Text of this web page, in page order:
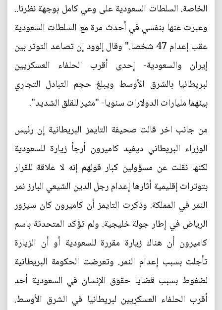
الخاصة. السلطات السعودية على وعي كامل بوجهة نظرنا..
وعبرت عنها بنفسي في أحدث مرة مع السلطات السعودية
عقب إعدام 47 شخصا." وقال إلوود إن تصاعد التوتر بين
إيران والسعودية- إحدى أقرب الحلفاء العسكريين
لبريطانيا بالشرق الأوسط ويبلغ حجم التبادل التجاري
بينهما مليارات الدولارات سنويا- "مثير للقلق الشديد".
من جانب اخر قالت صحيفة التايمز البريطانية إن رئيس
الوزراء البريطاني ديفيد كاميرون أرجأ زيارة للسعودية
لكنها نقلت عن مسؤولين كبار قولهم إنه لا علاقة للقرار
بتوترات إقليمية أثارها إعدام رجل الدين الشيعي البارز نمر
النمر في المملكة. وذكرت التايمز أن كاميرون كان سيزور
الرياض في إطار جولة خليجية. ولم تؤكد المتحدثة باسم
كاميرون أن هناك زيارة مقررة للسعودية أو أن الزيارة
تأجلت بسبب إعدام النمر. وتعرضت الحكومة البريطانية
لضغوط بسبب قضايا حقوق الإنسان في السعودية أحد
أقرب الحلفاء العسكريين لبريطانيا في الشرق الأوسط.